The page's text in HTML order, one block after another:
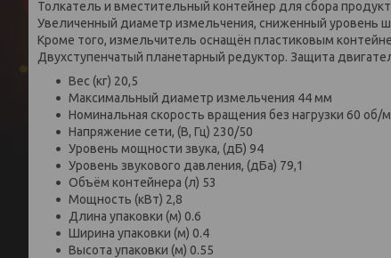
Толкатель и вместительный контейнер для сбора
Увеличенный диаметр измельчения, сниженный уровень
Кроме того, измельчитель оснащён пластиковым
Двухступенчатый планетарный редуктор. Защита
Вес (кг) 20,5
Максимальный диаметр измельчения 44 мм
Номинальная скорость вращения без нагрузки 60 об/
Напряжение сети, (В, Гц) 230/50
Уровень мощности звука, (дБ) 94
Уровень звукового давления, (дБа) 79,1
Объём контейнера (л) 53
Мощность (кВт) 2,8
Длина упаковки (м) 0.6
Ширина упаковки (м) 0.4
Высота упаковки (м) 0.55